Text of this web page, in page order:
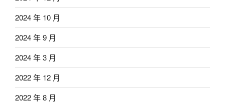
2024 年 10 月
2024 年 9 月
2024 年 3 月
2022 年 12 月
2022 年 8 月